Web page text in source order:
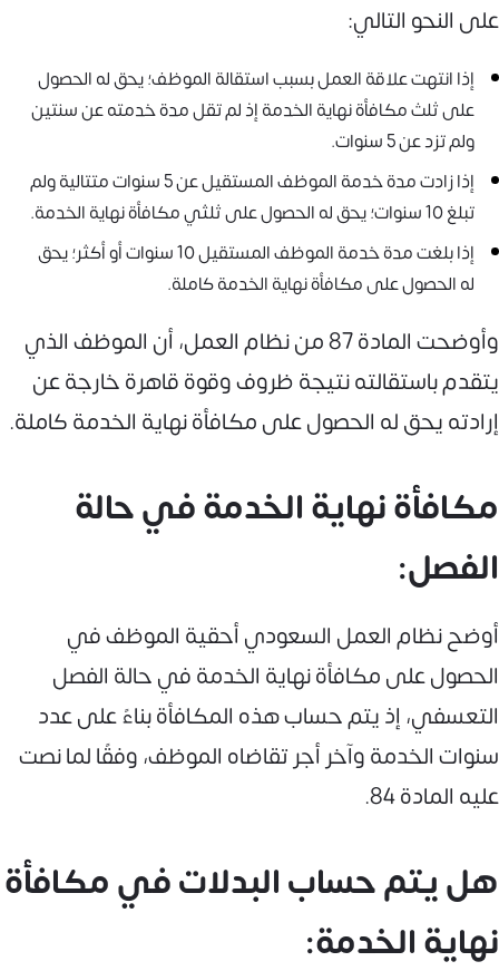
على النحو التالي:
إذا انتهت علاقة العمل بسبب استقالة الموظف؛ يحق له الحصول
على ثلث مكافأة نهاية الخدمة إذ لم تقل مدة خدمته عن سنتين
ولم تزد عن 5 سنوات.
إذا زادت مدة خدمة الموظف المستقيل عن 5 سنوات متتالية ولم
تبلغ 10 سنوات؛ يحق له الحصول على ثلثي مكافأة نهاية الخدمة.
إذا بلغت مدة خدمة الموظف المستقيل 10 سنوات أو أكثر؛ يحق
له الحصول على مكافأة نهاية الخدمة كاملة.
وأوضحت المادة 87 من نظام العمل، أن الموظف الذي
يتقدم باستقالته نتيجة ظروف وقوة قاهرة خارجة عن
إرادته يحق له الحصول على مكافأة نهاية الخدمة كاملة.
مكافأة نهاية الخدمة في حالة
الفصل:
أوضح نظام العمل السعودي أحقية الموظف في
الحصول على مكافأة نهاية الخدمة في حالة الفصل
التعسفي، إذ يتم حساب هذه المكافأة بناءً على عدد
سنوات الخدمة وآخر أجر تقاضاه الموظف، وفقًا لما نصت
عليه المادة 84.
هل يتم حساب البدلات في مكافأة
نهاية الخدمة: